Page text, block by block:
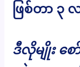
ဖြစ်တာ ၃
ဒီလိုမျိုး စ